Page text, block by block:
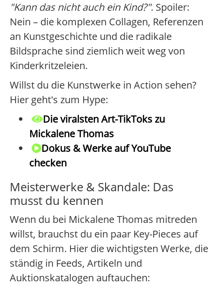
"Kann das nicht auch ein Kind?". Spoiler:
Nein – die komplexen Collagen, Referenzen
an Kunstgeschichte und die radikale
Bildsprache sind ziemlich weit weg von
Kinderkritzeleien.
Willst du die Kunstwerke in Action sehen?
Hier geht's zum Hype:
Die viralsten Art-TikToks zu
Mickalene Thomas
Dokus & Werke auf YouTube
checken
Meisterwerke & Skandale: Das
musst du kennen
Wenn du bei Mickalene Thomas mitreden
willst, brauchst du ein paar Key-Pieces auf
dem Schirm. Hier die wichtigsten Werke, die
ständig in Feeds, Artikeln und
Auktionskatalogen auftauchen: